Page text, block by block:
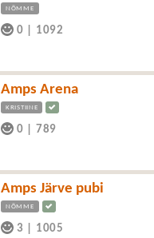
NÕMME
0 1092
Amps Arena
KRISTIINE
0 789
Amps Järve pubi
NÕMME
3 1005